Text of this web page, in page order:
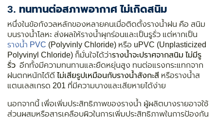
3. ทนทานต่อสภาพอากาศ ไม่เกิดสนิม
หนึ่งในข้อกังวลหลักของหลายคนเมื่อติดตั้งรางน้ำฝน คือ สนิม
บนรางน้ำโลหะ ส่งผลให้รางน้ำผุกร่อนและเป็นรูรั่ว แต่หากเป็น
รางน้ำ PVC (Polyvinly Chloride) หรือ uPVC (Unplasticized
Polyvinyl Chloride) ก็มั่นใจได้ว่ารางน้ำจะปราศจากสนิม ไม่มีรู
รั่ว อีกทั้งมีความทนทานและยืดหยุ่นสูง ทนต่อแรงกระแทกจาก
ฝนตกหนักได้ดี ไม่เสียรูปเหมือนกับรางน้ำสังกะสี หรือรางน้ำส
แตนเลสเกรด 201 ที่มีความบางและเสียหายได้ง่าย
นอกจากนี้ เพื่อเพิ่มประสิทธิภาพของรางน้ำ ผู้ผลิตบางรายอาจใช้
ส่วนผสมหรือสารเคลือบผิวในการเพิ่มประสิทธิภาพในการป้องกัน